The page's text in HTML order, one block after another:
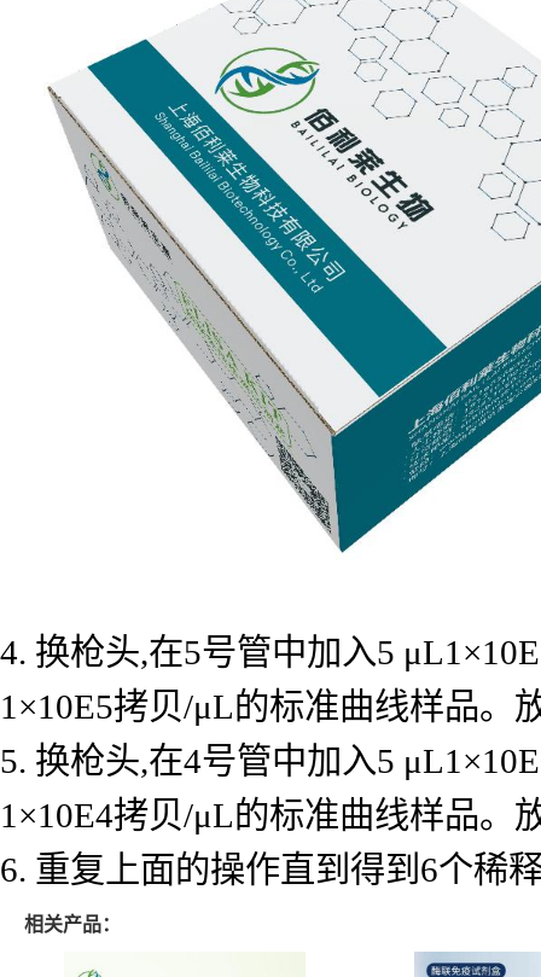
4. 换枪头,在5号管中加入5
1×10E5拷贝/μL的标准曲线样品。
5. 换枪头,在4号管中加入5
1×10E4拷贝/μL的标准曲线样品。
6. 重复上面的操作直到得到6个稀
相关产品：